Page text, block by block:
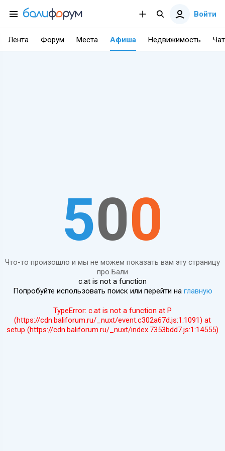
Войти
Лента Форум Места Афиша Недвижимость Чат
500
Что-то произошло и мы не можем показать вам эту страницу
про Бали
c.at is not a function
Попробуйте использовать поиск или перейти на главную
TypeError: c.at is not a function at P
(https://cdn.baliforum.ru/_nuxt/event.c302a67d.js:1:1091) at
setup (https://cdn.baliforum.ru/_nuxt/index.7353bdd7.js:1:14555)